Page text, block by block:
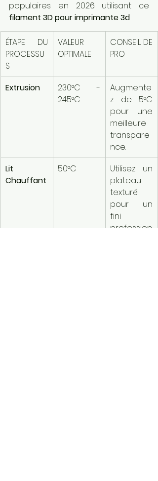
filament 3D pour imprimante 3d.
ÉTAPE DU
PROCESSU
S
VALEUR
OPTIMALE
CONSEIL DE
PRO
Extrusion
230°C -
245°C
Augmente
z de 5°C
pour une
meilleure
transpare
nce.
Lit
Chauffant
50°C
Utilisez un
plateau
texturé
pour un
fini
profession